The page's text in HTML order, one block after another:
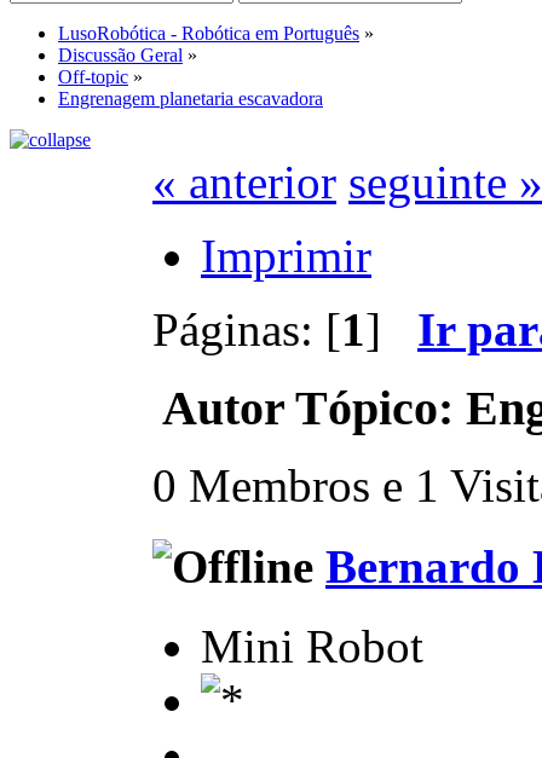
LusoRobótica - Robótica em Português »
Discussão Geral »
Off-topic »
Engrenagem planetaria escavadora
« anterior seguinte »
Imprimir
Páginas: [1] Ir
Autor Tópico:
0 Membros e 1
Bernardo
Mini Robot